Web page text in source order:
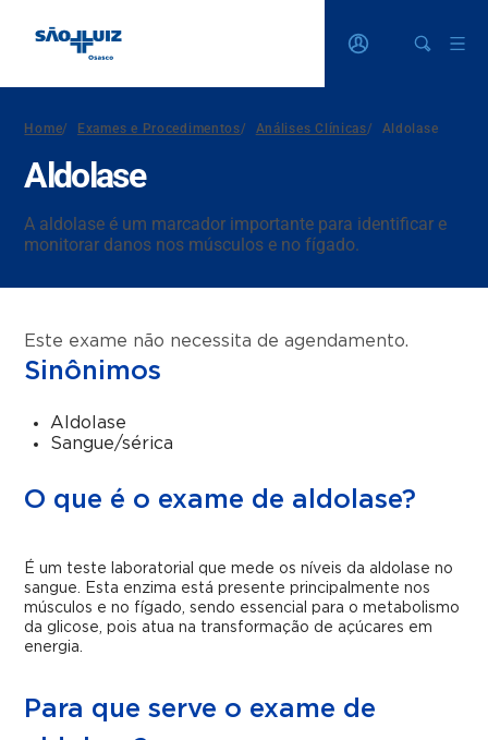
Home/ Exames e Procedimentos/ Análises Clínicas/ Aldolase
Aldolase
A aldolase é um marcador importante para identificar e
monitorar danos nos músculos e no fígado.
Este exame não necessita de agendamento.
Sinônimos
Aldolase
Sangue/sérica
O que é o exame de aldolase?
É um teste laboratorial que mede os níveis da aldolase no
sangue. Esta enzima está presente principalmente nos
músculos e no fígado, sendo essencial para o metabolismo
da glicose, pois atua na transformação de açúcares em
energia.
Para que serve o exame de